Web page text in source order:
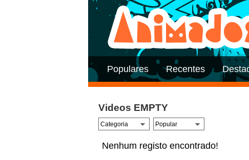
Populares Recentes
Videos EMPTY
Nenhum registo encontrado!